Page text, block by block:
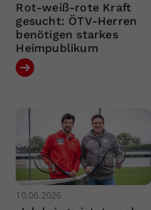
Rot-weiß-rote Kraft
gesucht: ÖTV-Herren
benötigen starkes
Heimpublikum
10.06.2026